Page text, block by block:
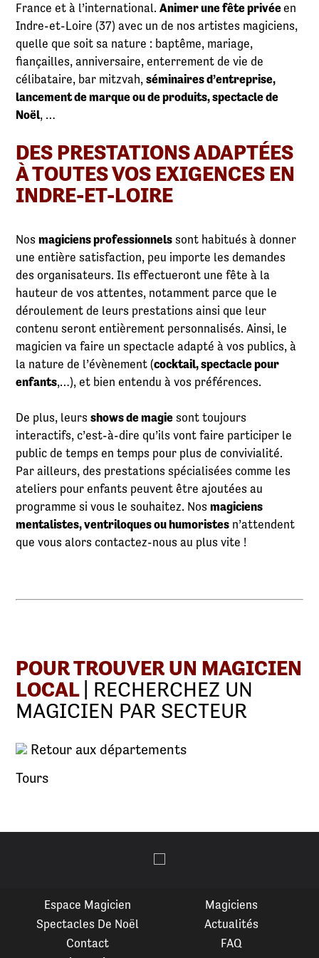
France et à l’international.Animer une fête privéeen
Indre-et-Loire (37) avec un de nos artistes magiciens,
quelle que soit sa nature : baptême, mariage,
fiançailles, anniversaire, enterrement de vie de
célibataire, bar mitzvah,séminaires d’entreprise,
lancement de marque ou de produits, spectacle de
Noël, …
DES PRESTATIONS ADAPTÉES
À TOUTES VOS EXIGENCES EN
INDRE-ET-LOIRE
Nosmagiciens professionnels sont habitués à donner
une entière satisfaction, peu importe les demandes
des organisateurs. Ils effectueront une fête à la
hauteur de vos attentes, notamment parce que le
déroulement de leurs prestations ainsi que leur
contenu seront entièrement personnalisés. Ainsi, le
magicien va faire un spectacle adapté à vos publics, à
la nature de l’évènement (cocktail, spectacle pour
enfants,…), et bien entendu à vos préférences.
De plus, leursshows de magie sont toujours
interactifs, c’est-à-dire qu’ils vont faire participer le
public de temps en temps pour plus de convivialité.
Par ailleurs, des prestations spécialisées comme les
ateliers pour enfants peuvent être ajoutées au
programme si vous le souhaitez. Nosmagiciens
mentalistes, ventriloques ou humoristes n’attendent
que vous alors contactez-nous au plus vite !
POUR TROUVER UN MAGICIEN
LOCAL | RECHERCHEZ UN
MAGICIEN PAR SECTEUR
Retour aux départements
Tours
Espace Magicien
Magiciens
Spectacles De Noël
Actualités
Contact
FAQ